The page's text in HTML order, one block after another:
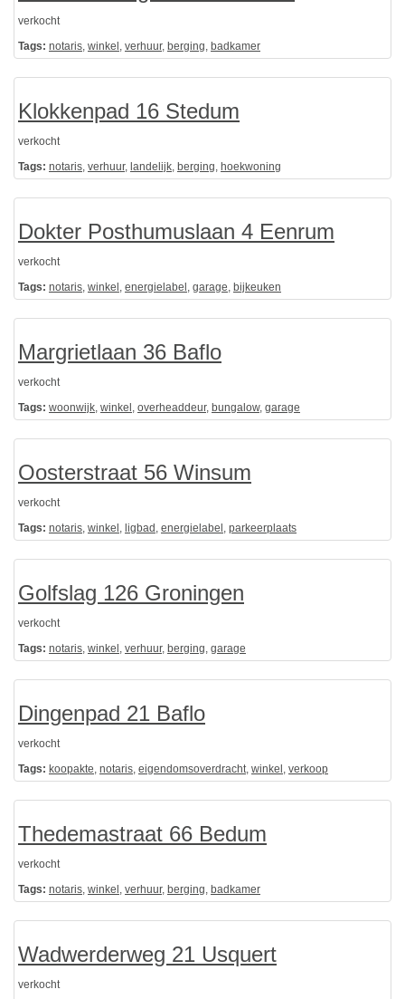
verkocht
Tags: notaris, winkel , verhuur, berging, badkamer
Klokkenpad 16 Stedum
verkocht
Tags: notaris, verhuur, landelijk, berging, hoekwoning
Dokter Posthumuslaan 4 Eenrum
verkocht
Tags: notaris, winkel , energielabel , garage, bijkeuken
Margrietlaan 36 Baflo
verkocht
Tags: woonwijk, winkel , overheaddeur, bungalow, garage
Oosterstraat 56 Winsum
verkocht
Tags: notaris, winkel , ligbad , energielabel , parkeerplaats
Golfslag 126 Groningen
verkocht
Tags: notaris, winkel , verhuur, berging, garage
Dingenpad 21 Baflo
verkocht
Tags: koopakte, notaris, eigendomsoverdracht, winkel , verkoop
Thedemastraat 66 Bedum
verkocht
Tags: notaris, winkel , verhuur, berging, badkamer
Wadwerderweg 21 Usquert
verkocht